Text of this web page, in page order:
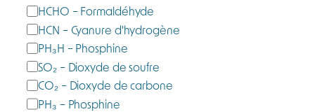
HCHO – Formaldéhyde
HCN – Cyanure d'hydrogène
PH₃H – Phosphine
SO₂ – Dioxyde de soufre
CO₂ – Dioxyde de carbone
PH₃ – Phosphine